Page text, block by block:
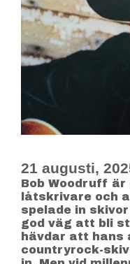
21 augusti,
Bob Woodruff
låtskrivare och
spelade in
god väg att bli
hävdar att hans
countryrock-